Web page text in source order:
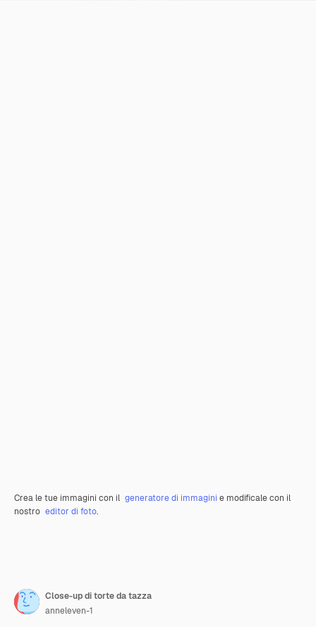
Crea le tue immagini con il generatore di immagini e modificale con il
nostro editor di foto.
Close-up di torte da tazza
anneleven-1